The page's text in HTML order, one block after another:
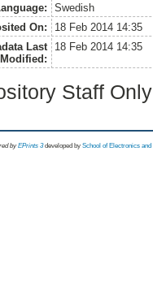
Swedish
On:
18 Feb 2014 14:35
Last
Modified:
18 Feb 2014 14:35
Staff
byEPrints 3 developed by School of Electronics